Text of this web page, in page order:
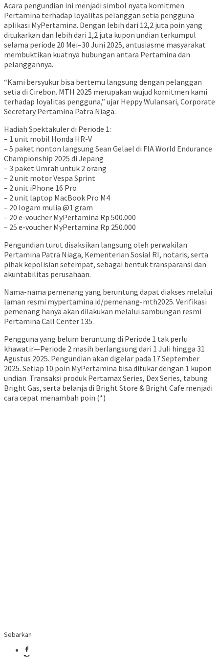
Acara pengundian ini menjadi simbol nyata komitmen
Pertamina terhadap loyalitas pelanggan setia pengguna
aplikasi MyPertamina. Dengan lebih dari 12,2 juta poin yang
ditukarkan dan lebih dari 1,2 juta kupon undian terkumpul
selama periode 20 Mei–30 Juni 2025, antusiasme masyarakat
membuktikan kuatnya hubungan antara Pertamina dan
pelanggannya.
“Kami bersyukur bisa bertemu langsung dengan pelanggan
setia di Cirebon. MTH 2025 merupakan wujud komitmen kami
terhadap loyalitas pengguna,” ujar Heppy Wulansari, Corporate
Secretary Pertamina Patra Niaga.
Hadiah Spektakuler di Periode 1:
– 1 unit mobil Honda HR-V
– 5 paket nonton langsung Sean Gelael di FIA World Endurance
Championship 2025 di Jepang
– 3 paket Umrah untuk 2 orang
– 2 unit motor Vespa Sprint
– 2 unit iPhone 16 Pro
– 2 unit laptop MacBook Pro M4
– 20 logam mulia @1 gram
– 20 e-voucher MyPertamina Rp 500.000
– 25 e-voucher MyPertamina Rp 250.000
Pengundian turut disaksikan langsung oleh perwakilan
Pertamina Patra Niaga, Kementerian Sosial RI, notaris, serta
pihak kepolisian setempat, sebagai bentuk transparansi dan
akuntabilitas perusahaan.
Nama-nama pemenang yang beruntung dapat diakses melalui
laman resmi mypertamina.id/pemenang-mth2025. Verifikasi
pemenang hanya akan dilakukan melalui sambungan resmi
Pertamina Call Center 135.
Pengguna yang belum beruntung di Periode 1 tak perlu
khawatir—Periode 2 masih berlangsung dari 1 Juli hingga 31
Agustus 2025. Pengundian akan digelar pada 17 September
2025. Setiap 10 poin MyPertamina bisa ditukar dengan 1 kupon
undian. Transaksi produk Pertamax Series, Dex Series, tabung
Bright Gas, serta belanja di Bright Store & Bright Cafe menjadi
cara cepat menambah poin.(*)
Sebarkan